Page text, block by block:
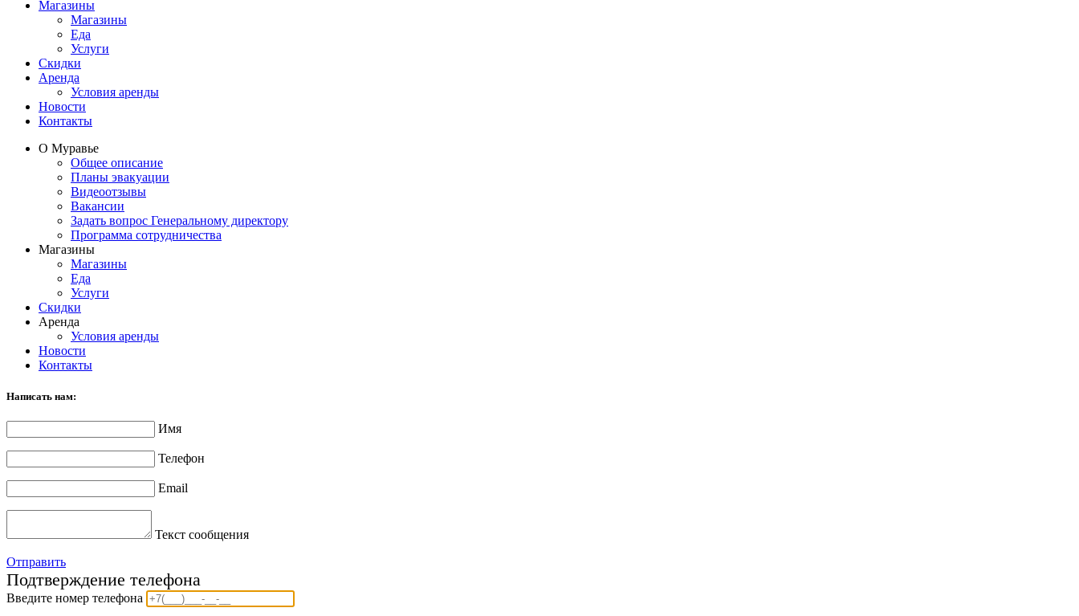
Магазины
Магазины
Еда
Услуги
Скидки
Аренда
Условия аренды
Новости
Контакты
О Муравье
Общее описание
Планы эвакуации
Видеоотзывы
Вакансии
Задать вопрос Генеральному директору
Программа сотрудничества
Магазины
Магазины
Еда
Услуги
Скидки
Аренда
Условия аренды
Новости
Контакты
Написать нам:
Имя
Телефон
Email
Текст сообщения
Отправить
Подтверждение телефона
Введите номер телефона